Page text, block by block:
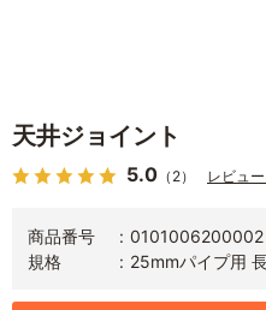
天井ジョイント
5.0 （2） レビュ
商品番号
0101006200002
規格
25mmパイプ用